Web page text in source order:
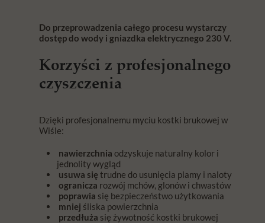
Do przeprowadzenia całego procesu wystarczy
dostęp do wody i gniazdka elektrycznego 230 V.
Korzyści z profesjonalnego
czyszczenia
Dzięki profesjonalnemu myciu kostki brukowej w
Wiśle:
nawierzchnia odzyskuje naturalny kolor i
jednolity wygląd
usuwa siętrudne do usunięcia plamy i naloty
ogranicza rozwój mchów, glonów i chwastów
poprawia się bezpieczeństwo użytkowania
mniej śliska powierzchnia
przedłuża się żywotność kostki brukowej